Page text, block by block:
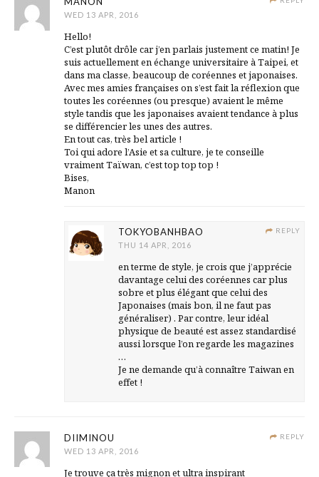
WED 13 APR, 2016
Hello!
C’est plutôt drôle car j’en parlais justement ce matin! Je
suis actuellement en échange universitaire à Taipei, et
dans ma classe, beaucoup de coréennes et japonaises.
Avec mes amies françaises on s’est fait la réflexion que
toutes les coréennes (ou presque) avaient le même
style tandis que les japonaises avaient tendance à plus
se différencier les unes des autres.
En tout cas, très bel article !
Toi qui adore l’Asie et sa culture, je te conseille
vraiment Taïwan, c’est top top top !
Bises,
Manon
REPLY
TOKYOBANHBAO
THU 14 APR, 2016
en terme de style, je crois que j’apprécie
davantage celui des coréennes car plus
sobre et plus élégant que celui des
Japonaises (mais bon, il ne faut pas
généraliser) . Par contre, leur idéal
physique de beauté est assez standardisé
aussi lorsque l’on regarde les magazines
…
Je ne demande qu’à connaître Taiwan en
effet !
REPLY
DIIMINOU
WED 13 APR, 2016
Je trouve ça très mignon et ultra inspirant